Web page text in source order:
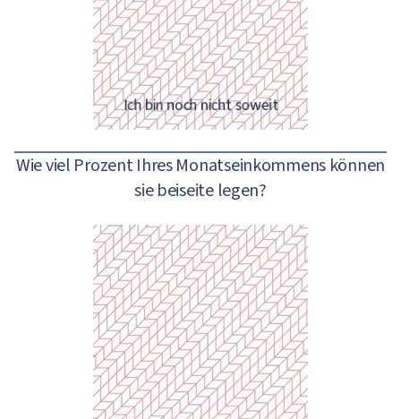
Eine gute Antwort!
Ich bin noch nicht soweit
Wir empfehlen Ihnen sehr, sich
ernsthaft mit Investitionen zu
beschäftigen! Das ist eine durchaus
reale Gelegenheit, schon in
wenigen Jahren ein passives
Einkommen zu haben.
Wie viel Prozent Ihres Monatseinkommens können
sie beiseite legen?